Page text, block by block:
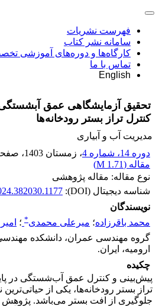
فهرست نشریات
سامانه نشر کتاب
کارگاه‌ها و دوره‌های آموزشی
تماس با ما
English
تحقیق آزمایشگاهی عمق
کنترل تراز بستر رودخانه‌ها
مدیریت آب و آبیاری
دوره 14، شماره 4
، زمستان 1403 ،
مقاله (1.71 M
)
نوع مقاله: مقاله پژوهشی
شناسه دیجیتال (DOI):
نویسندگان
محمد باقرزاده؛ میرعلی محمدی* ؛
گروه مهندسی عمران، دانشکده
ارومیه، ایران.
چکیده
پیش‌بینی و کنترل عمق آب‌شستگی در
تراز بستر رودخانه‌ها، یکی از
جلوگیری از افت بستر می‌باشد. پژوهش